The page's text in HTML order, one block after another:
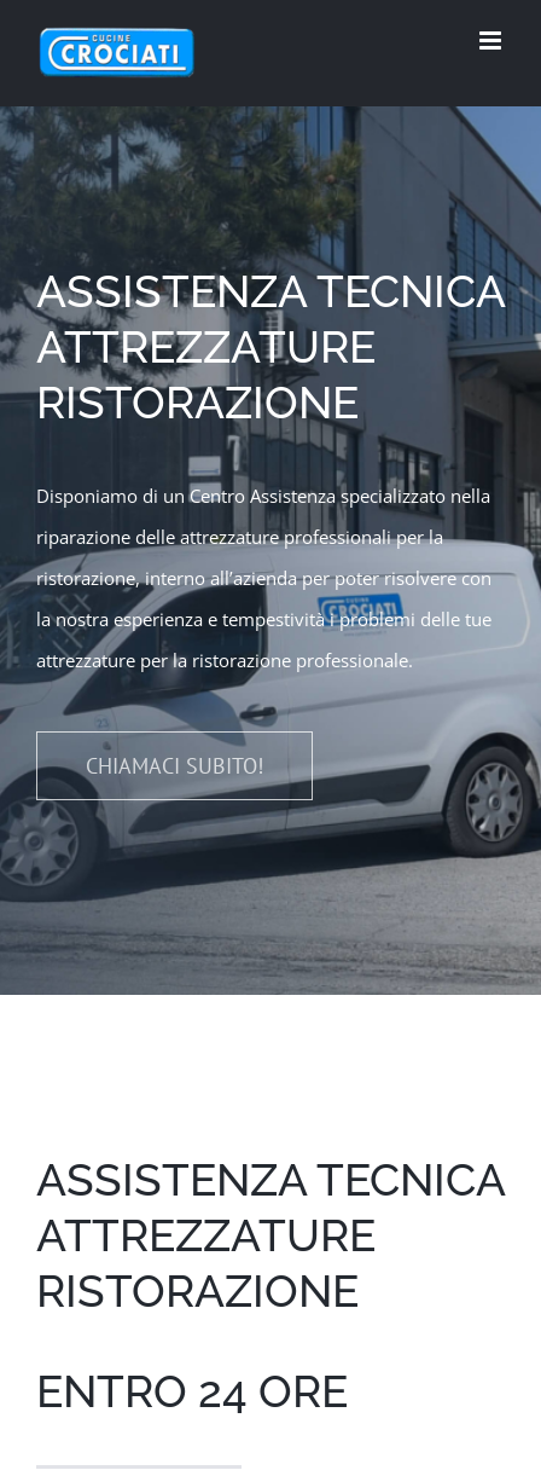
contenuto
ASSISTENZA TECNICA
ATTREZZATURE
RISTORAZIONE
Disponiamo di un Centro Assistenza specializzato nella
riparazione delle attrezzature professionali per la
ristorazione, interno all’azienda per poter risolvere con
la nostra esperienza e tempestività i problemi delle tue
attrezzature per la ristorazione professionale.
CHIAMACI SUBITO!
ASSISTENZA TECNICA
ATTREZZATURE
RISTORAZIONE
ENTRO 24 ORE